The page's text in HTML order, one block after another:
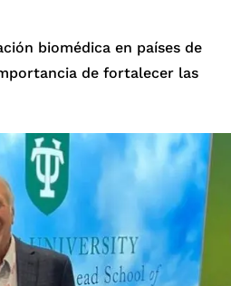
biomédica en países de
de fortalecer las